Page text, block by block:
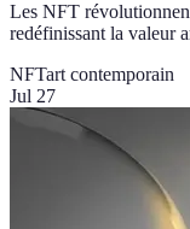
Les NFT
redéfinissant la valeur
NFTart contemporain
Jul 27